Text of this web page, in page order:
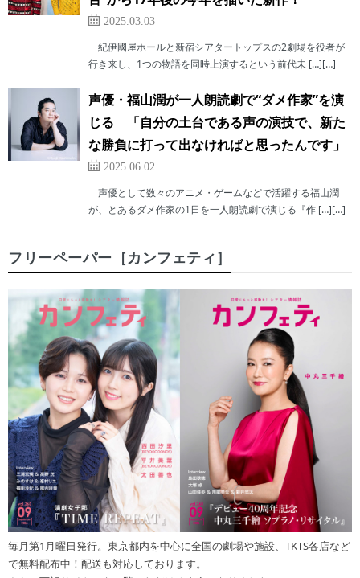
2025.03.03
紀伊國屋ホールと新宿シアタートップスの2劇場を役者が
行き来し、1つの物語を同時上演するという前代未 […][…]
声優・福山潤が一人朗読劇で“ダメ作家”を演
じる 「自分の土台である声の演技で、新た
な勝負に打って出なければと思ったんです」
2025.06.02
声優として数々のアニメ・ゲームなどで活躍する福山潤
が、とあるダメ作家の1日を一人朗読劇で演じる『作 […][…]
フリーペーパー［カンフェティ］
毎月第1月曜日発行。東京都内を中心に全国の劇場や施設、TKTS各店など
で無料配布中！配送も対応しております。